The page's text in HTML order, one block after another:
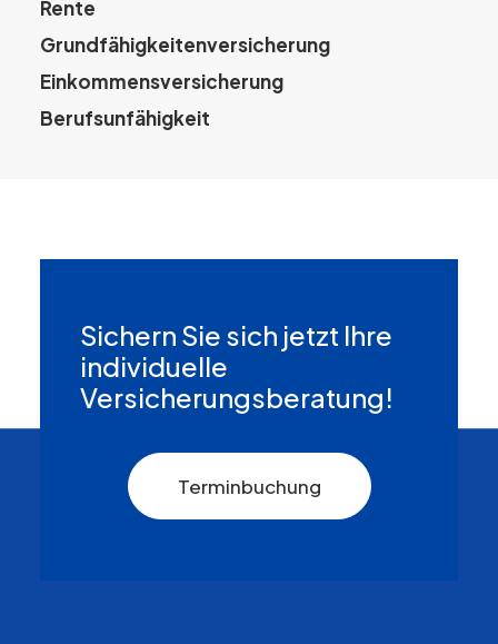
Rente
Grundfähigkeitenversicherung
Einkommensversicherung
Berufsunfähigkeit
Sichern Sie sich jetzt Ihre
individuelle
Versicherungsberatung!
Terminbuchung